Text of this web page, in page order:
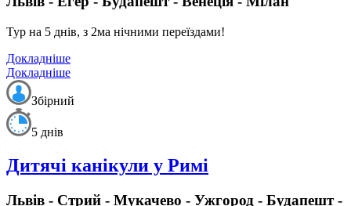
Тур на 5 днів, з 2ма нічними переїздами!
Докладніше
Докладніше
Збірний
5 днів
Дитячі канікули у Римі
Львів - Стрий - Мукачево - Ужгород - Будапешт -